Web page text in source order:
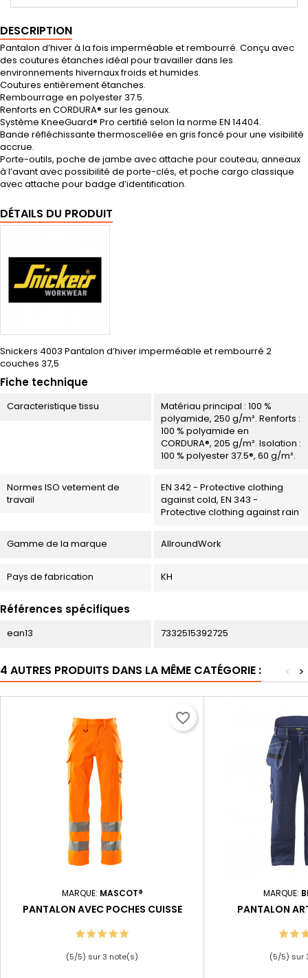
DESCRIPTION
Pantalon d’hiver à la fois imperméable et rembourré. Conçu avec
des coutures étanches idéal pour travailler dans les
environnements hivernaux froids et humides.
Coutures entièrement étanches.
Rembourrage en polyester 37.5.
Renforts en CORDURA® sur les genoux.
Système KneeGuard® Pro certifié selon la norme EN 14404.
Bande réfléchissante thermoscellée en gris foncé pour une visibilité
accrue.
Porte-outils, poche de jambe avec attache pour couteau, anneaux
à l’avant avec possibilité de porte-clés, et poche cargo classique
avec attache pour badge d’identification.
DÉTAILS DU PRODUIT
Snickers 4003 Pantalon d’hiver imperméable et rembourré 2
couches 37,5
Fiche technique
Caracteristique tissu
Matériau principal : 100 %
polyamide, 250 g/m². Renforts :
100 % polyamide en
CORDURA®, 205 g/m². Isolation :
100 % polyester 37.5®, 60 g/m².
Normes ISO vetement de
travail
EN 342 - Protective clothing
against cold, EN 343 -
Protective clothing against rain
Gamme de la marque AllroundWork
Pays de fabrication KH
Références spécifiques
ean13 7332515392725
4 AUTRES PRODUITS DANS LA MÊME CATÉGORIE : >
<
MARQUE: MASCOT®
PANTALON AVEC POCHES CUISSE
(5/5) sur3 note(s)
favorite_border
MARQUE:
PANTALON
(5/5) sur